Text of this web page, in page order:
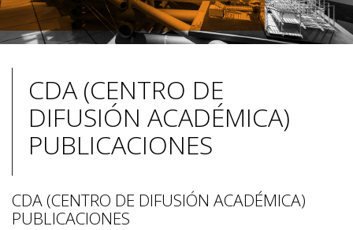
CDA (CENTRO DE
DIFUSIÓN ACADÉMICA)
PUBLICACIONES
CDA (CENTRO DE DIFUSIÓN ACADÉMICA)
PUBLICACIONES